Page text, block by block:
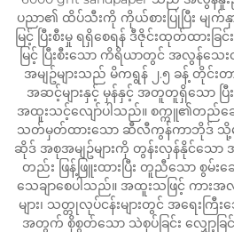
ပညာ၏ ထိပ်သီးကို ကိုယ်စားပြုပြီး မျက်
မြင့် ပြီးစီးမှု ရရှိစေရန် ဒီဇိုင်းထုတ်ထာ
မြင့် ပြီးစီးသော ကိရိယာတွင် အလွန်
အမျဥ်များသည် မိကရွန် ၂.၅ ခန့် တိုင်းတာ
အဆင့်များနှင့် မှန်နှင့် အတူတူရှိသော ပြီ
အထူးသင့်လျော်ပါသည်။ စက္ကူ၏တည်
သတ်မှတ်ထားသော ဆီလီကွန်ကာဘိုဒ်
ဆိုဒ် အစုအမျဥ်များကို တွန်းလှန်နိုင်သော
တည်း ဖြန့်ဖြူးထားပြီး တူညီသော စွမ်
သေချာစေပါသည်။ အထူးသဖြင့် ကားအ
များ၊ သတ္တုလုပ်ငန်းများတွင် အရေးကြီ
အတွက် စိုစွတ်သော သဲစုပ်ခြင်း လျှော့ခြ